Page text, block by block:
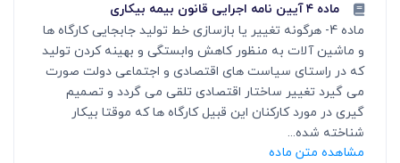
ماده ۴ آیین نامه اجرایی قانون بیمه بیکاری
ماده 4- هرگونه تغییر یا بازسازی خط تولید جابجایی کارگاه ها
و ماشین آلات به منظور کاهش وابستگی و بهینه کردن تولید
که در راستای سیاست های اقتصادی و اجتماعی دولت صورت
می گیرد تغییر ساختار اقتصادی تلقی می گردد و تصمیم
گیری در مورد کارکنان این قبیل کارگاه ها که موقتا بیکار
شناخته شده...
مشاهده متن ماده